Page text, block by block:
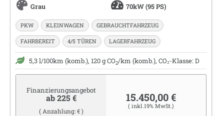
Grau 70kW (95 PS)
PKW KLEINWAGEN GEBRAUCHTFAHRZEUG
FAHRBEREIT 4/5 TÜREN LAGERFAHRZEUG
5,3 l/100km (komb.), 120 g CO2/km (komb.), CO₂-Klasse: D
Finanzierungsangebot
ab 225 €
( Anzahlung: € )
15.450,00 €
( inkl.19% MwSt.)